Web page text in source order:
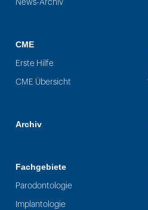
News-Archiv
CME
Erste Hilfe
CME Übersicht
Archiv
Fachgebiete
Parodontologie
Implantologie